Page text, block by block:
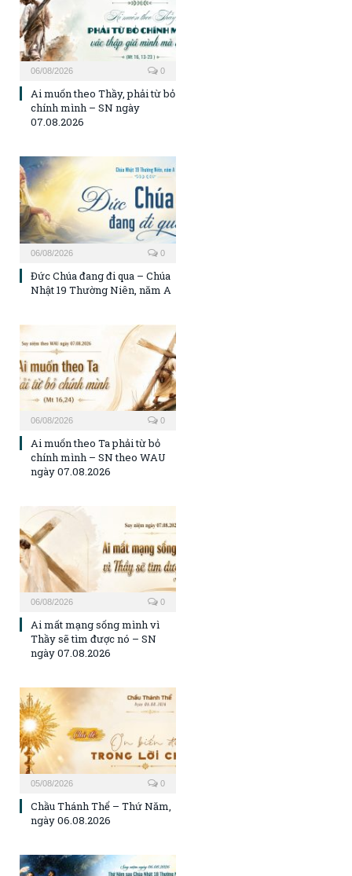
06/08/2026 0
Ai muốn theo Thầy, phải từ bỏ
chính mình – SN ngày
07.08.2026
06/08/2026 0
Đức Chúa đang đi qua – Chúa
Nhật 19 Thường Niên, năm A
06/08/2026 0
Ai muốn theo Ta phải từ bỏ
chính mình – SN theo WAU
ngày 07.08.2026
06/08/2026 0
Ai mất mạng sống mình vì
Thầy sẽ tìm được nó – SN
ngày 07.08.2026
05/08/2026 0
Chầu Thánh Thể – Thứ Năm,
ngày 06.08.2026